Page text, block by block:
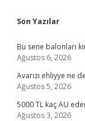
Son Yazılar
Bu sene balonları
Ağustos 6, 2026
Avarızı ehliyye ne
Ağustos 5, 2026
5000 TL kaç AU
Ağustos 3, 2026